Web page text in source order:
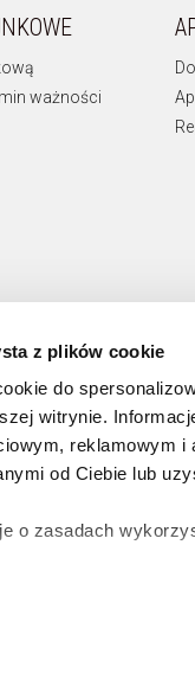
z plików cookie
do
witrynie.
reklamowym
od Ciebie lub
o zasadach
wybrać jaki
ważności